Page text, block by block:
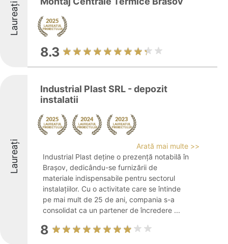
Laureați
8.3
Laureați
Industrial Plast SRL - depozit
instalatii
Arată mai multe >>
Industrial Plast deține o prezență notabilă în
Brașov, dedicându-se furnizării de
materiale indispensabile pentru sectorul
instalațiilor. Cu o activitate care se întinde
pe mai mult de 25 de ani, compania s-a
consolidat ca un partener de încredere ...
8